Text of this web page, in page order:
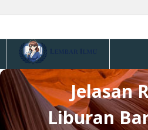
content
Jelasan
Liburan